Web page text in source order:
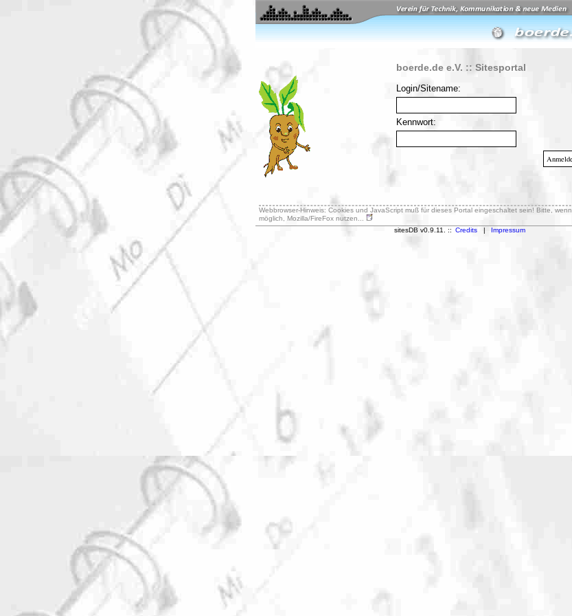
boerde.de e.V. :: Sitesportal
Login/Sitename:
Kennwort:
Webbrowser-Hinweis: Cookies und JavaScript muß für dieses Portal eingeschaltet sein! Bitte, wenn
möglich, Mozilla/FireFox nutzen...
sitesDB v0.9.11. :: Credits | Impressum